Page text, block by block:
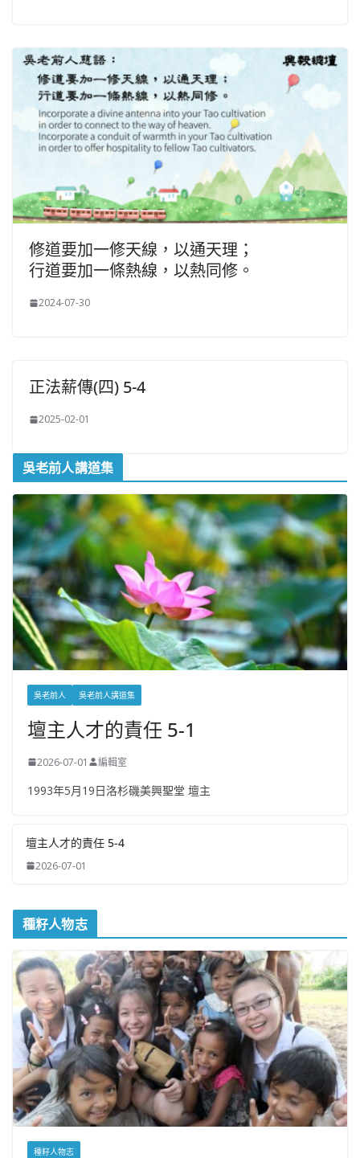
修道要加一修天線，以通天理；
行道要加一條熱線，以熱同修。
2024-07-30
正法薪傳(四) 5-4
2025-02-01
吳老前人講道集
吳老前人 吳老前人講道集
壇主人才的責任 5-1
2026-07-01 編輯室
1993年5月19日洛杉磯美興聖堂 壇主
壇主人才的責任 5-4
2026-07-01
種籽人物志
種籽人物志